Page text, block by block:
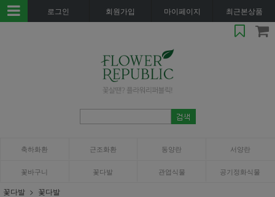
로그인 회원가입 마이페이지 최근본상품
축하화환 근조화환 동양란 서양란
꽃바구니 꽃다발 관엽식물 공기정화식물
꽃다발 꽃다발